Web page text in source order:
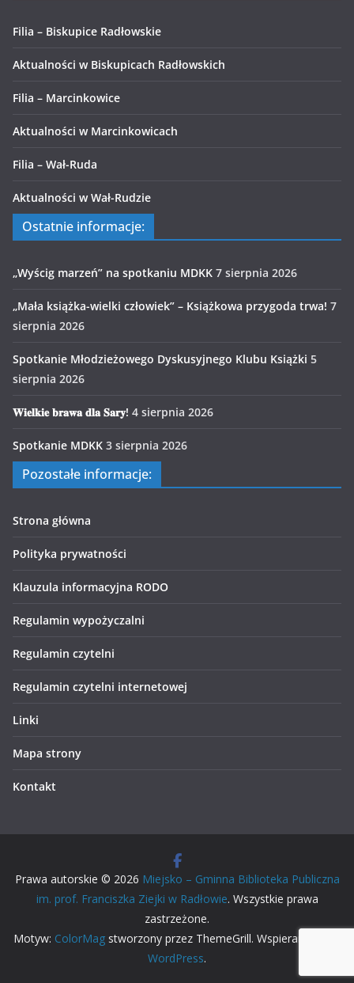
Filia – Biskupice Radłowskie
Aktualności w Biskupicach Radłowskich
Filia – Marcinkowice
Aktualności w Marcinkowicach
Filia – Wał-Ruda
Aktualności w Wał-Rudzie
Ostatnie informacje:
„Wyścig marzeń” na spotkaniu MDKK 7 sierpnia 2026
„Mała książka-wielki człowiek” – Książkowa przygoda trwa! 7
sierpnia 2026
Spotkanie Młodzieżowego Dyskusyjnego Klubu Książki 5
sierpnia 2026
𝐖𝐢𝐞𝐥𝐤𝐢𝐞 𝐛𝐫𝐚𝐰𝐚 𝐝𝐥𝐚 𝐒𝐚𝐫𝐲! 4 sierpnia 2026
Spotkanie MDKK 3 sierpnia 2026
Pozostałe informacje:
Strona główna
Polityka prywatności
Klauzula informacyjna RODO
Regulamin wypożyczalni
Regulamin czytelni
Regulamin czytelni internetowej
Linki
Mapa strony
Kontakt
Prawa autorskie © 2026 Miejsko – Gminna Biblioteka Publiczna
im. prof. Franciszka Ziejki w Radłowie. Wszystkie prawa
zastrzeżone.
Motyw: ColorMagstworzony przez ThemeGrill. Wspierane przez
WordPress.